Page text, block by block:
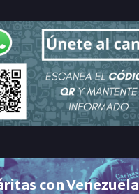
con Venezuela